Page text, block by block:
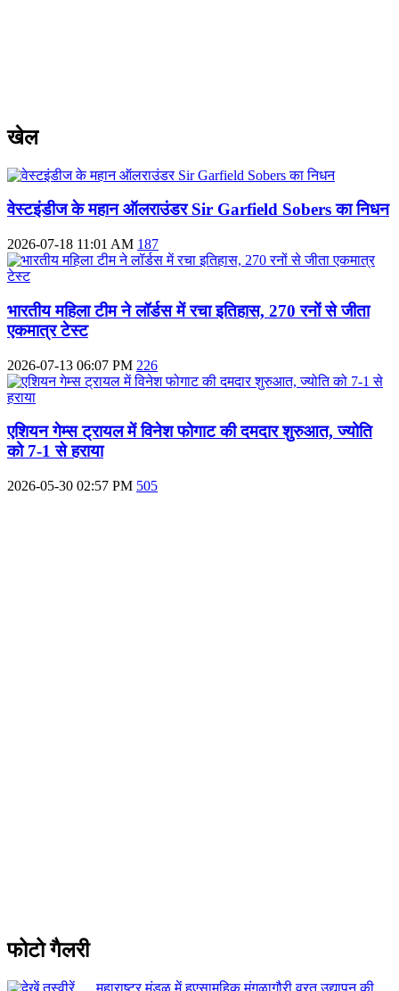
खेल
वेस्टइंडीज के महान ऑलराउंडर Sir Garfield Sobers का निधन
2026-07-18 11:01 AM 187
भारतीय महिला टीम ने लॉर्डस में रचा इतिहास, 270 रनों से जीता
एकमात्र टेस्ट
2026-07-13 06:07 PM 226
एशियन गेम्स ट्रायल में विनेश फोगाट की दमदार शुरुआत, ज्योति
को 7-1 से हराया
2026-05-30 02:57 PM 505
फोटो गैलरी